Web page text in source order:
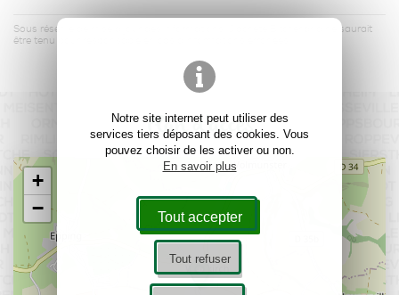
Notre site internet peut utiliser des
services tiers déposant des cookies. Vous
pouvez choisir de les activer ou non.
En savoir plus
Tout accepter
Tout refuser
Sous réserve de mise à jour des informations. J'achète Bitcherland ne saurait
être tenu pour responsable en cas d'informations erronées.
Plan d'accès
+
−